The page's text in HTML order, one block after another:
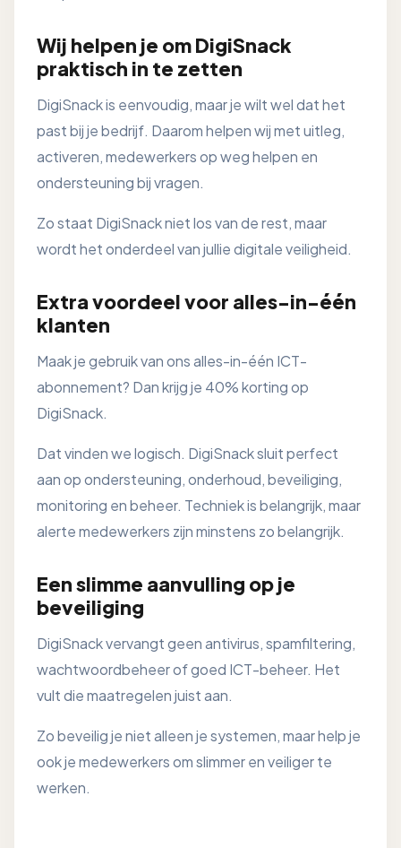
Wij helpen je om DigiSnack
praktisch in te zetten
DigiSnack is eenvoudig, maar je wilt wel dat het
past bij je bedrijf. Daarom helpen wij met uitleg,
activeren, medewerkers op weg helpen en
ondersteuning bij vragen.
Zo staat DigiSnack niet los van de rest, maar
wordt het onderdeel van jullie digitale veiligheid.
Extra voordeel voor alles-in-één
klanten
Maak je gebruik van ons alles-in-één ICT-
abonnement? Dan krijg je 40% korting op
DigiSnack.
Dat vinden we logisch. DigiSnack sluit perfect
aan op ondersteuning, onderhoud, beveiliging,
monitoring en beheer. Techniek is belangrijk, maar
alerte medewerkers zijn minstens zo belangrijk.
Een slimme aanvulling op je
beveiliging
DigiSnack vervangt geen antivirus, spamfiltering,
wachtwoordbeheer of goed ICT-beheer. Het
vult die maatregelen juist aan.
Zo beveilig je niet alleen je systemen, maar help je
ook je medewerkers om slimmer en veiliger te
werken.